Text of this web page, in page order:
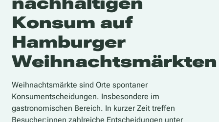
Konsum auf
Hamburger
Weihnachtsmärkten
Weihnachtsmärkte sind Orte spontaner
Konsumentscheidungen. Insbesondere im
gastronomischen Bereich. In kurzer Zeit treffen
Besucher:innen zahlreiche Entscheidungen unter